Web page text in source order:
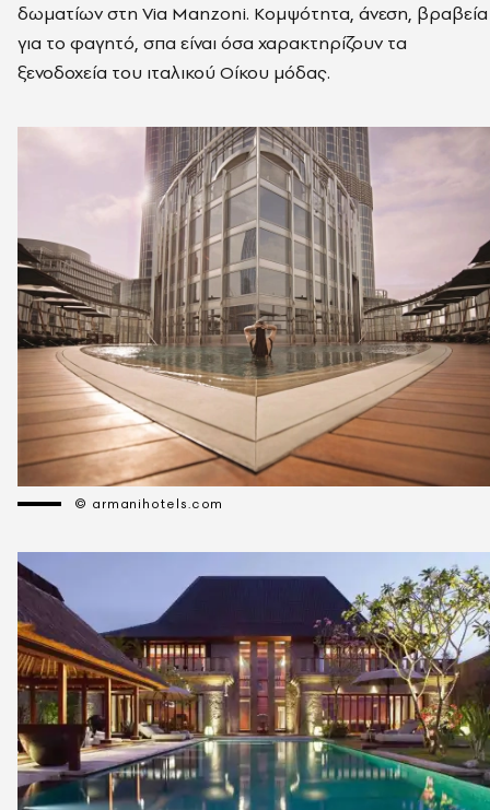
δωματίων στη Via Manzoni. Κομψότητα, άνεση, βραβεία
για το φαγητό, σπα είναι όσα χαρακτηρίζουν τα
ξενοδοχεία του ιταλικού Οίκου μόδας.
© armanihotels.com